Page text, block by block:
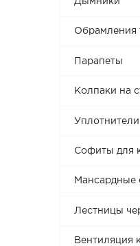
Обрамления
Парапеты
Колпаки на
Уплотнители
Софиты для
Мансардные
Лестницы
Вентиляция